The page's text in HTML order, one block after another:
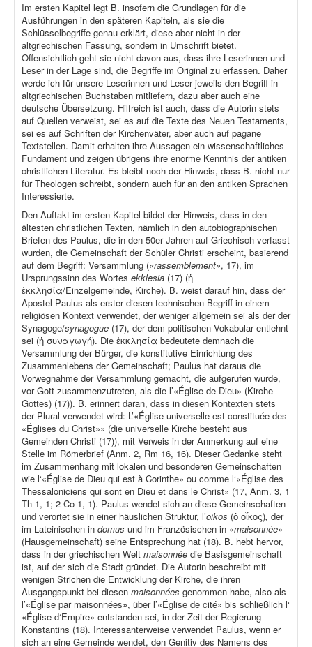
Im ersten Kapitel legt B. insofern die Grundlagen für die
Ausführungen in den späteren Kapiteln, als sie die
Schlüsselbegriffe genau erklärt, diese aber nicht in der
altgriechischen Fassung, sondern in Umschrift bietet.
Offensichtlich geht sie nicht davon aus, dass ihre Leserinnen und
Leser in der Lage sind, die Begriffe im Original zu erfassen. Daher
werde ich für unsere Leserinnen und Leser jeweils den Begriff in
altgriechischen Buchstaben mitliefern, dazu aber auch eine
deutsche Übersetzung. Hilfreich ist auch, dass die Autorin stets
auf Quellen verweist, sei es auf die Texte des Neuen Testaments,
sei es auf Schriften der Kirchenväter, aber auch auf pagane
Textstellen. Damit erhalten ihre Aussagen ein wissenschaftliches
Fundament und zeigen übrigens ihre enorme Kenntnis der antiken
christlichen Literatur. Es bleibt noch der Hinweis, dass B. nicht nur
für Theologen schreibt, sondern auch für an den antiken Sprachen
Interessierte.
Den Auftakt im ersten Kapitel bildet der Hinweis, dass in den
ältesten christlichen Texten, nämlich in den autobiographischen
Briefen des Paulus, die in den 50er Jahren auf Griechisch verfasst
wurden, die Gemeinschaft der Schüler Christi erscheint, basierend
auf dem Begriff: Versammlung («rassemblement», 17), im
Ursprungssinn des Wortes ekklesia (17) (ἡ
ἐκκλησία/Einzelgemeinde, Kirche). B. weist darauf hin, dass der
Apostel Paulus als erster diesen technischen Begriff in einem
religiösen Kontext verwendet, der weniger allgemein sei als der der
Synagoge/synagogue (17), der dem politischen Vokabular entlehnt
sei (ἡ συναγωγή). Die ἐκκλησία bedeutete demnach die
Versammlung der Bürger, die konstitutive Einrichtung des
Zusammenlebens der Gemeinschaft; Paulus hat daraus die
Vorwegnahme der Versammlung gemacht, die aufgerufen wurde,
vor Gott zusammenzutreten, als die l’«Église de Dieu» (Kirche
Gottes) (17)). B. erinnert daran, dass in diesen Kontexten stets
der Plural verwendet wird: L’«Église universelle est constituée des
«Églises du Christ»» (die universelle Kirche besteht aus
Gemeinden Christi (17)), mit Verweis in der Anmerkung auf eine
Stelle im Römerbrief (Anm. 2, Rm 16, 16). Dieser Gedanke steht
im Zusammenhang mit lokalen und besonderen Gemeinschaften
wie l‘«Église de Dieu qui est à Corinthe» ou comme l‘«Église des
Thessaloniciens qui sont en Dieu et dans le Christ» (17, Anm. 3, 1
Th 1, 1; 2 Co 1, 1). Paulus wendet sich an diese Gemeinschaften
und verortet sie in einer häuslichen Struktur, l’oikos (ὁ οἶκος), der
im Lateinischen in domus und im Französischen in «maisonnée»
(Hausgemeinschaft) seine Entsprechung hat (18). B. hebt hervor,
dass in der griechischen Welt maisonnée die Basisgemeinschaft
ist, auf der sich die Stadt gründet. Die Autorin beschreibt mit
wenigen Strichen die Entwicklung der Kirche, die ihren
Ausgangspunkt bei diesen maisonnées genommen habe, also als
l’«Église par maisonnées», über l’«Église de cité» bis schließlich l‘
«Église d‘Empire» entstanden sei, in der Zeit der Regierung
Konstantins (18). Interessanterweise verwendet Paulus, wenn er
sich an eine Gemeinde wendet, den Genitiv des Namens des